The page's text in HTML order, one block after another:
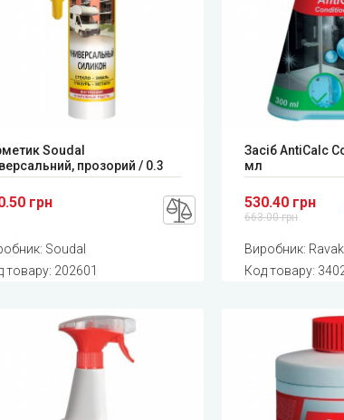
Soudal
прозорий / 0.3
грн
Soudal
товару: 202601
Засіб AntiCalc
мл
530.40 грн
663.00 грн
Виробник: Ravak
Код товару: